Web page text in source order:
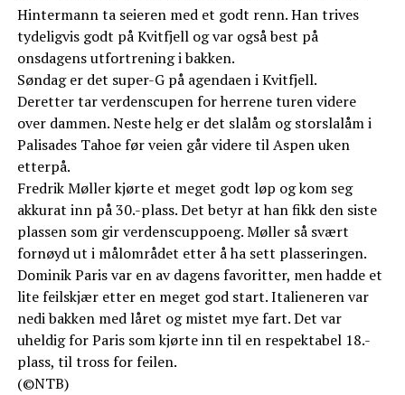
Hintermann ta seieren med et godt renn. Han trives
tydeligvis godt på Kvitfjell og var også best på
onsdagens utfortrening i bakken.
Søndag er det super-G på agendaen i Kvitfjell.
Deretter tar verdenscupen for herrene turen videre
over dammen. Neste helg er det slalåm og storslalåm i
Palisades Tahoe før veien går videre til Aspen uken
etterpå.
Fredrik Møller kjørte et meget godt løp og kom seg
akkurat inn på 30.-plass. Det betyr at han fikk den siste
plassen som gir verdenscuppoeng. Møller så svært
fornøyd ut i målområdet etter å ha sett plasseringen.
Dominik Paris var en av dagens favoritter, men hadde et
lite feilskjær etter en meget god start. Italieneren var
nedi bakken med låret og mistet mye fart. Det var
uheldig for Paris som kjørte inn til en respektabel 18.-
plass, til tross for feilen.
(©NTB)